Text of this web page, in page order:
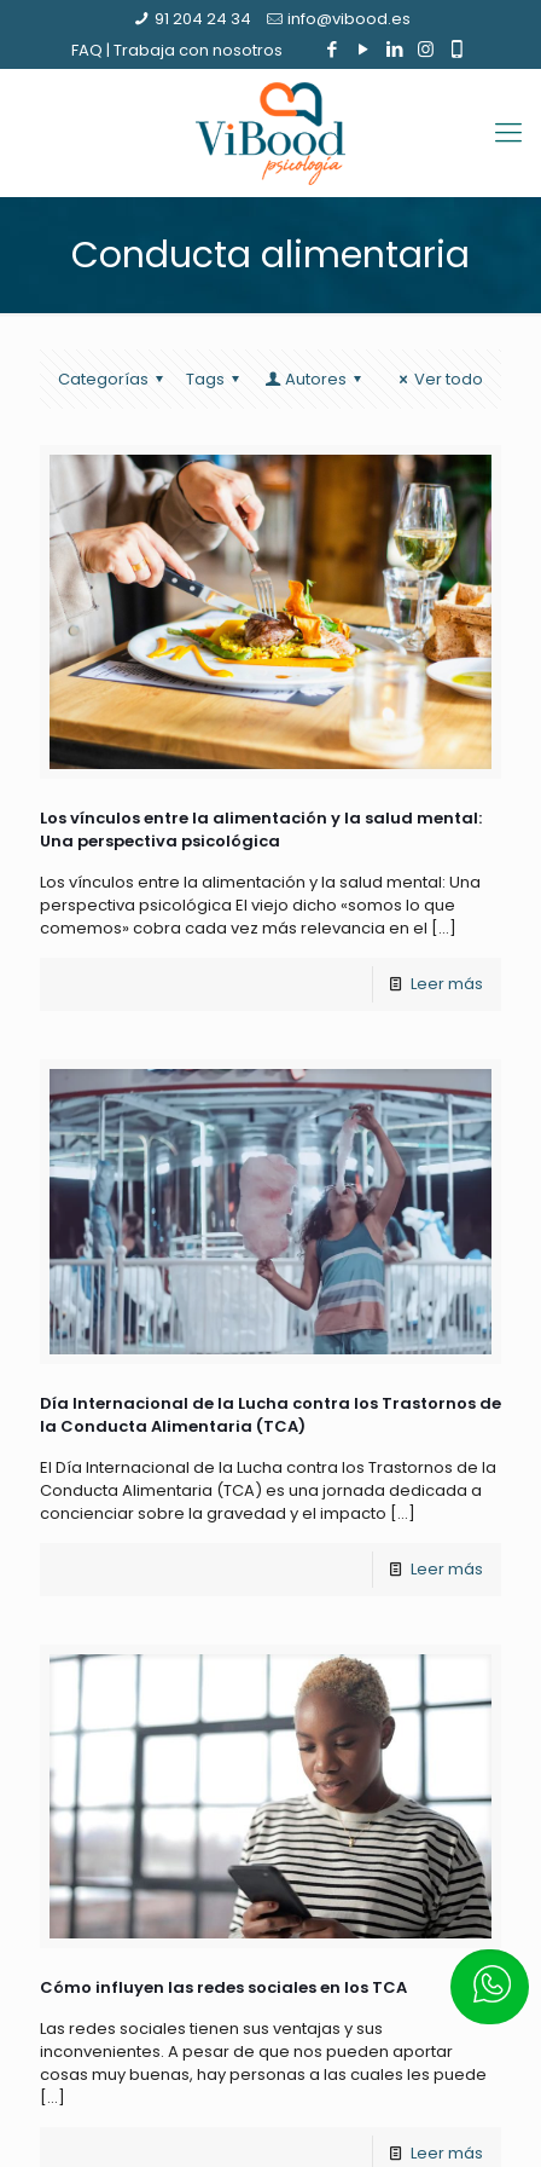
91 204 24 34
info@vibood.es
FAQ | Trabaja con nosotros
Conducta alimentaria
Categorías Tags Autores Ver todo
Los vínculos entre la alimentación y la salud mental:
Una perspectiva psicológica
Los vínculos entre la alimentación y la salud mental: Una
perspectiva psicológica El viejo dicho «somos lo que
comemos» cobra cada vez más relevancia en el […]
Leer más
Día Internacional de la Lucha contra los Trastornos de
la Conducta Alimentaria (TCA)
El Día Internacional de la Lucha contra los Trastornos de la
Conducta Alimentaria (TCA) es una jornada dedicada a
concienciar sobre la gravedad y el impacto […]
Leer más
Cómo influyen las redes sociales en los TCA
Las redes sociales tienen sus ventajas y sus
inconvenientes. A pesar de que nos pueden aportar
cosas muy buenas, hay personas a las cuales les puede
[…]
Leer más